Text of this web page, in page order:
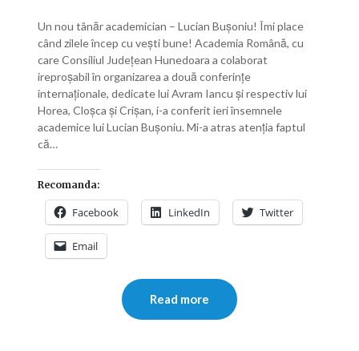
Un nou tânăr academician – Lucian Bușoniu! Îmi place
când zilele încep cu vești bune! Academia Română, cu
care Consiliul Județean Hunedoara a colaborat
ireproșabil în organizarea a două conferințe
internaționale, dedicate lui Avram Iancu și respectiv lui
Horea, Cloșca și Crișan, i-a conferit ieri însemnele
academice lui Lucian Bușoniu. Mi-a atras atenția faptul
că…
Recomanda:
Facebook LinkedIn Twitter
Email
Read more